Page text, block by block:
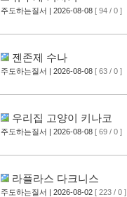
주도하는질서 | 2026-08-08 [ 94 / 0 ]
젠존제 수나
주도하는질서 | 2026-08-08 [ 63 / 0 ]
우리집 고양이 키나코
주도하는질서 | 2026-08-08 [ 69 / 0 ]
라플라스 다크니스
주도하는질서 | 2026-08-02 [ 223 / 0 ]